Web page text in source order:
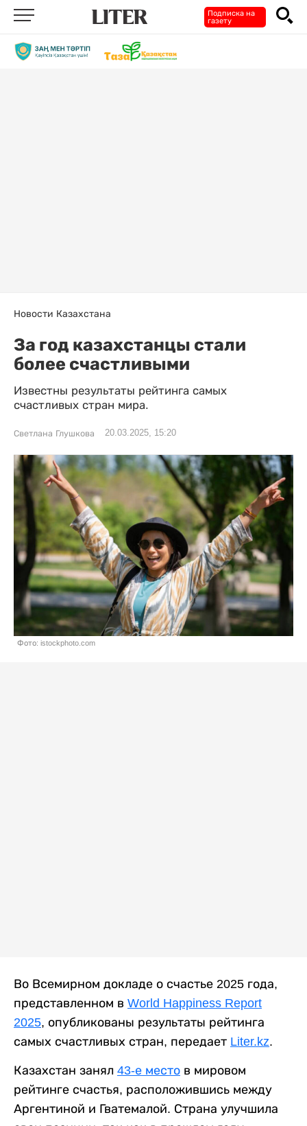
Подписка на
газету
Новости Казахстана
За год казахстанцы стали
более счастливыми
Известны результаты рейтинга самых
счастливых стран мира.
Светлана Глушкова 20.03.2025, 15:20
Фото: istockphoto.com
Во Всемирном докладе о счастье 2025 года,
представленном в World Happiness Report
2025, опубликованы результаты рейтинга
самых счастливых стран, передает Liter.kz.
Казахстан занял 43-е место в мировом
рейтинге счастья, расположившись между
Аргентиной и Гватемалой. Страна улучшила